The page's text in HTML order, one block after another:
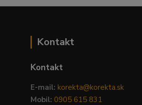
Kontakt
Kontakt
E-mail: korekta@korekta.sk
Mobil: 0905 615 831